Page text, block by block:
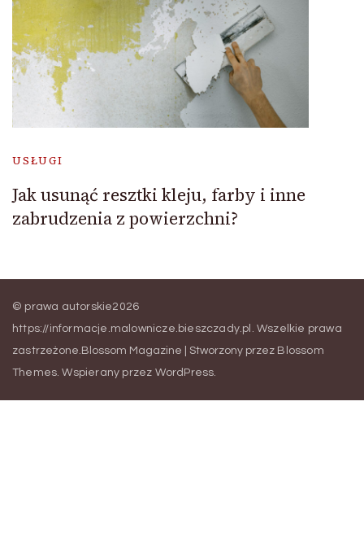
USŁUGI
Jak usunąć resztki kleju, farby i inne
zabrudzenia z powierzchni?
© prawa autorskie2026
https://informacje.malownicze.bieszczady.pl . Wszelkie prawa
zastrzeżone. Blossom Magazine | Stworzony przez Blossom
Themes. Wspierany przez WordPress.